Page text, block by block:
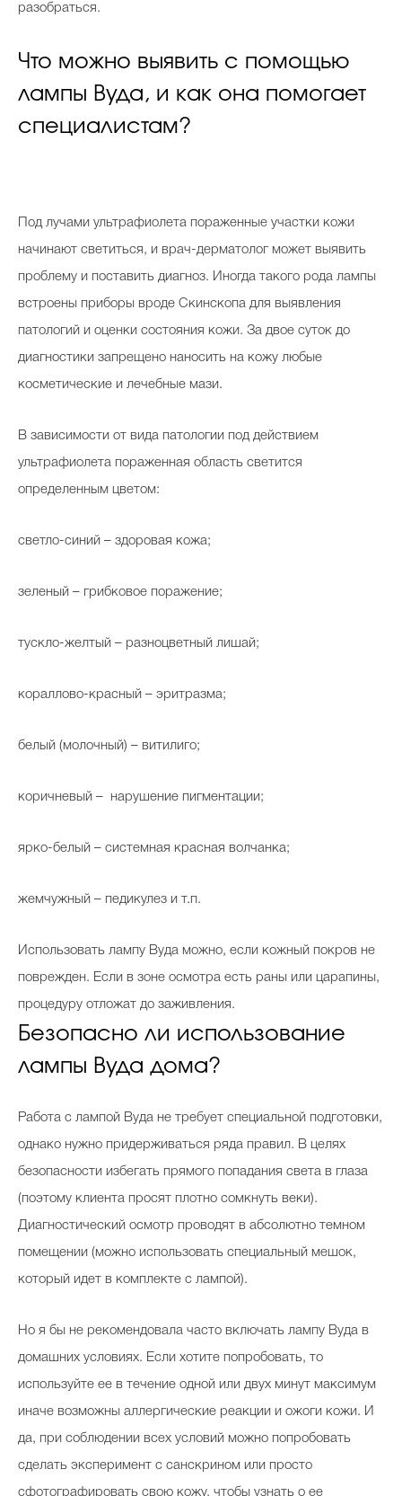
разобраться.
Что можно выявить с помощью
лампы Вуда, и как она помогает
специалистам?
Под лучами ультрафиолета пораженные участки кожи
начинают светиться, и врач-дерматолог может выявить
проблему и поставить диагноз. Иногда такого рода лампы
встроены приборы вроде Скинскопа для выявления
патологий и оценки состояния кожи. За двое суток до
диагностики запрещено наносить на кожу любые
косметические и лечебные мази.
В зависимости от вида патологии под действием
ультрафиолета пораженная область светится
определенным цветом:
светло-синий – здоровая кожа;
зеленый – грибковое поражение;
тускло-желтый – разноцветный лишай;
кораллово-красный – эритразма;
белый (молочный) – витилиго;
коричневый – нарушение пигментации;
ярко-белый – системная красная волчанка;
жемчужный – педикулез и т.п.
Использовать лампу Вуда можно, если кожный покров не
поврежден. Если в зоне осмотра есть раны или царапины,
процедуру отложат до заживления.
Безопасно ли использование
лампы Вуда дома?
Работа с лампой Вуда не требует специальной подготовки,
однако нужно придерживаться ряда правил. В целях
безопасности избегать прямого попадания света в глаза
(поэтому клиента просят плотно сомкнуть веки).
Диагностический осмотр проводят в абсолютно темном
помещении (можно использовать специальный мешок,
который идет в комплекте с лампой).
Но я бы не рекомендовала часто включать лампу Вуда в
домашних условиях. Если хотите попробовать, то
используйте ее в течение одной или двух минут максимум
иначе возможны аллергические реакции и ожоги кожи. И
да, при соблюдении всех условий можно попробовать
сделать эксперимент с санскрином или просто
сфотографировать свою кожу, чтобы узнать о ее